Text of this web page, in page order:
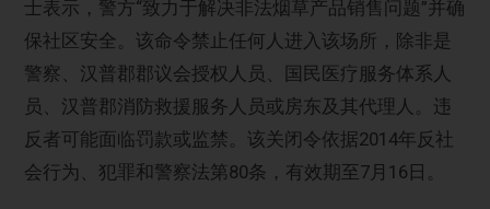
士表示，警方“致力于解决非法烟草产品销售问题”并确
保社区安全。该命令禁止任何人进入该场所，除非是
警察、汉普郡郡议会授权人员、国民医疗服务体系人
员、汉普郡消防救援服务人员或房东及其代理人。违
反者可能面临罚款或监禁。该关闭令依据2014年反社
会行为、犯罪和警察法第80条，有效期至7月16日。